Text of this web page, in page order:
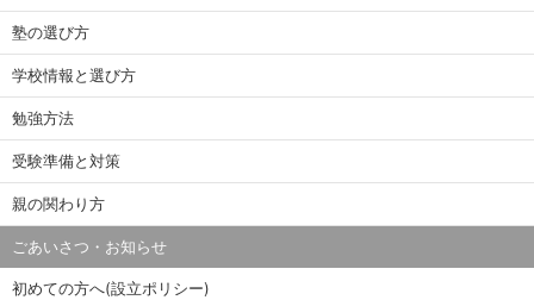
塾の選び方
学校情報と選び方
勉強方法
受験準備と対策
親の関わり方
ごあいさつ・お知らせ
初めての方へ(設立ポリシー)